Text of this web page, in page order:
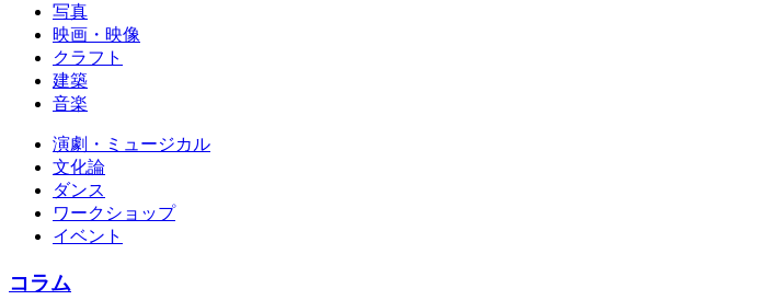
写真
映画・映像
クラフト
建築
音楽
演劇・ミュージカル
文化論
ダンス
ワークショップ
イベント
コラム